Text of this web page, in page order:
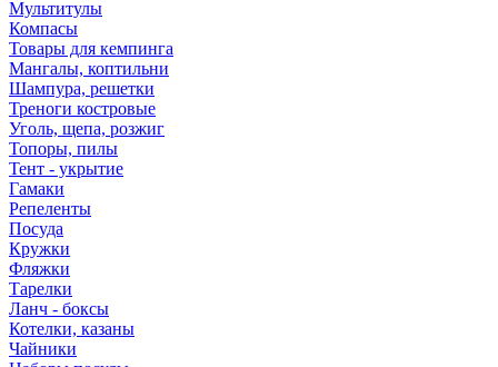
Мультитулы
Компасы
Товары для кемпинга
Мангалы, коптильни
Шампура, решетки
Треноги костровые
Уголь, щепа, розжиг
Топоры, пилы
Тент - укрытие
Гамаки
Репеленты
Посуда
Кружки
Фляжки
Тарелки
Ланч - боксы
Котелки, казаны
Чайники